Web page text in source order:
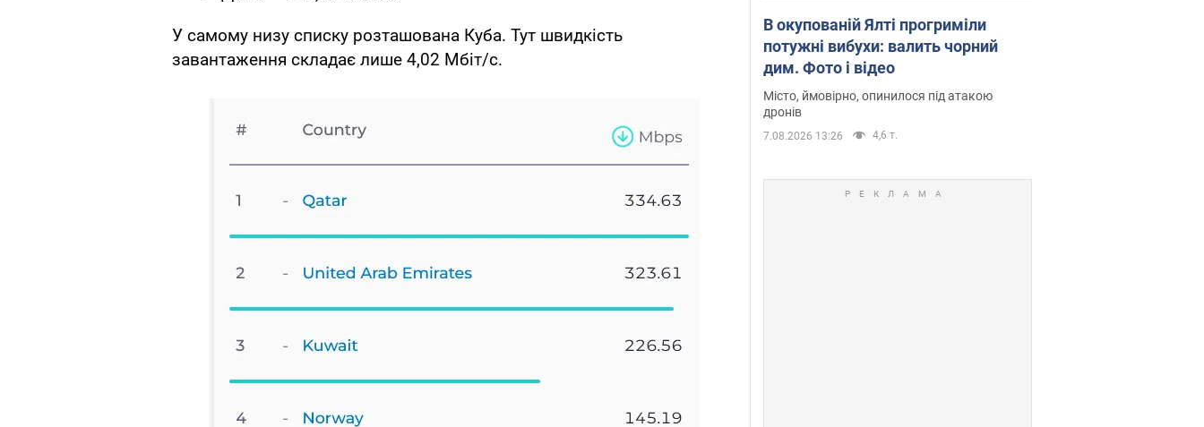
У самому низу списку розташована Куба. Тут швидкість
завантаження складає лише 4,02 Мбіт/с.
В окупованій Ялті прогриміли
потужні вибухи: валить чорний
дим. Фото і відео
Місто, ймовірно, опинилося під атакою
дронів
7.08.2026 13:26 4,6 т.